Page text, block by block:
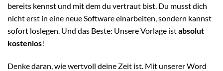
bereits kennst und mit dem du vertraut bist. Du musst dich
nicht erst in eine neue Software einarbeiten, sondern kannst
sofort loslegen. Und das Beste: Unsere Vorlage istabsolut
kostenlos!
Denke daran, wie wertvoll deine Zeit ist. Mit unserer Word